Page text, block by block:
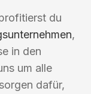
du
,
in den
um alle
dafür,